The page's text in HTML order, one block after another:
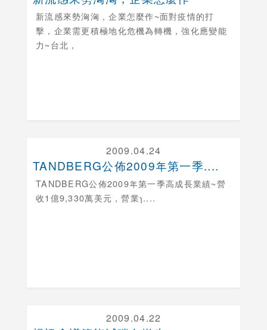
新流感來勢洶洶，企業怎麼作~面對疫情的打
擊，企業需更積極地化危機為轉機，強化應變能
力~台北，
2009.04.24
TANDBERG公佈2009年第一季....
TANDBERG公佈2009年第一季高成長業績~營
收1億9,330萬美元，營業ɿ....
2009.04.22